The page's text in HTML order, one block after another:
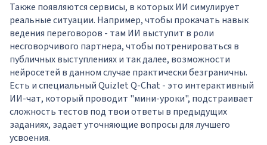
Также появляются сервисы, в которых ИИ симулирует
реальные ситуации. Например, чтобы прокачать навык
ведения переговоров - там ИИ выступит в роли
несговорчивого партнера, чтобы потренироваться в
публичных выступлениях и так далее, возможности
нейросетей в данном случае практически безграничны.
Есть и специальный Quizlet Q-Chat - это интерактивный
ИИ-чат, который проводит "мини-уроки", подстраивает
сложность тестов под твои ответы в предыдущих
заданиях, задает уточняющие вопросы для лучшего
усвоения.